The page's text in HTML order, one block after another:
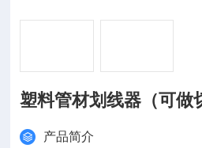
塑料管材划线器（可做
产品简介